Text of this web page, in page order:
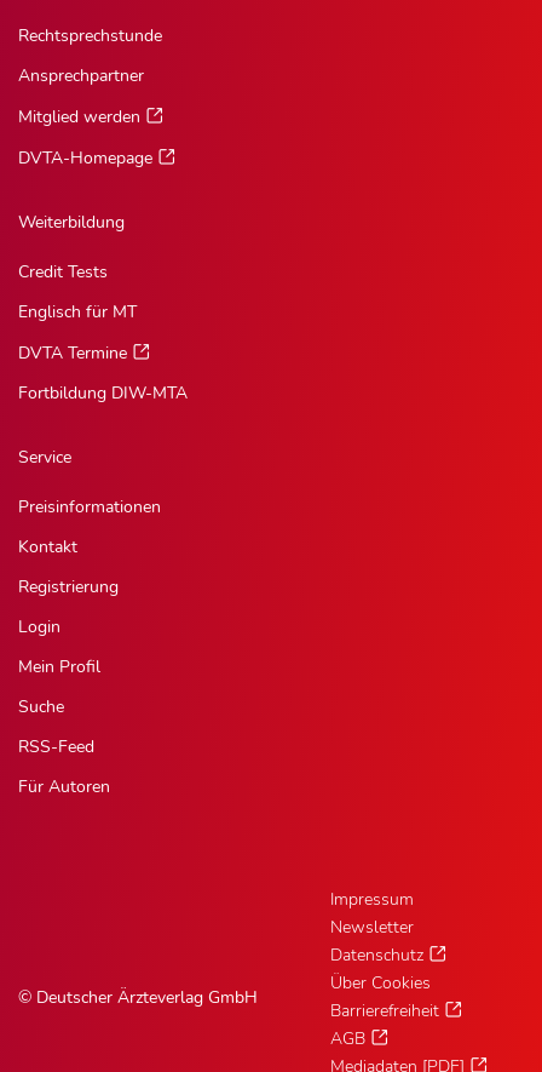
Rechtsprechstunde
Ansprechpartner
Mitglied werden
DVTA-Homepage
Weiterbildung
Credit Tests
Englisch für MT
DVTA Termine
Fortbildung DIW-MTA
Service
Preisinformationen
Kontakt
Registrierung
Login
Mein Profil
Suche
RSS-Feed
Für Autoren
© Deutscher Ärzteverlag GmbH
Impressum
Newsletter
Datenschutz
Über Cookies
Barrierefreiheit
AGB
Mediadaten [PDF]